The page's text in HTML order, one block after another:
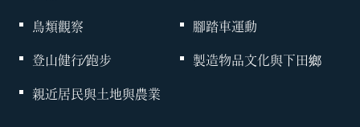
鳥類觀察 腳踏車運動
登山健行∕跑步 製造物品文化與下田鄉
親近居民與土地與農業